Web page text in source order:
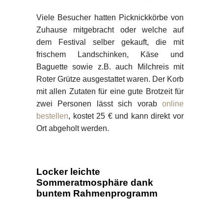
Viele Besucher hatten Picknickkörbe von
Zuhause mitgebracht oder welche auf
dem Festival selber gekauft, die mit
frischem Landschinken, Käse und
Baguette sowie z.B. auch Milchreis mit
Roter Grütze ausgestattet waren. Der Korb
mit allen Zutaten für eine gute Brotzeit für
zwei Personen lässt sich vorab online
bestellen, kostet 25 € und kann direkt vor
Ort abgeholt werden.
Locker leichte
Sommeratmosphäre dank
buntem Rahmenprogramm